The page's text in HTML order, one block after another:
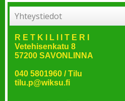
Yhteystiedot
R E T K I L I I T E R I
Vetehisenkatu 8
57200 SAVONLINNA
040 5801960 / Tilu
tilu.p@wiksu.fi